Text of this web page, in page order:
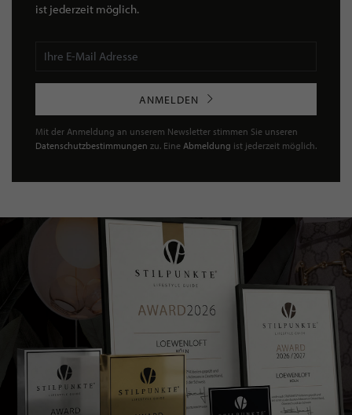
ist jederzeit möglich.
ANMELDEN
Mit der Anmeldung an unserem Newsletter stimmen Sie unseren
Datenschutzbestimmungen zu. Eine Abmeldung ist jederzeit möglich.